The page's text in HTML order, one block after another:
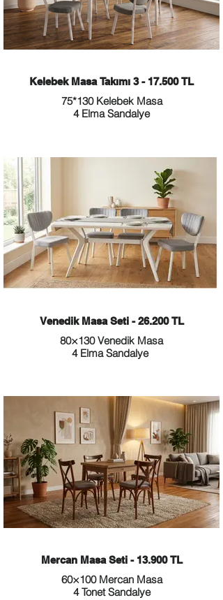
Kelebek Masa Takımı 3 - 17.500 TL
75*130 Kelebek Masa
4 Elma Sandalye
Venedik Masa Seti - 26.200 TL
80×130 Venedik Masa
4 Elma Sandalye
Mercan Masa Seti - 13.900 TL
60×100 Mercan Masa
4 Tonet Sandalye